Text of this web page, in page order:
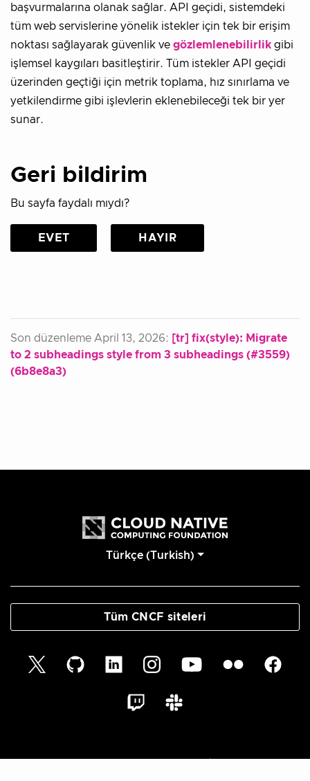
başvurmalarına olanak sağlar. API geçidi, sistemdeki
tüm web servislerine yönelik istekler için tek bir erişim
noktası sağlayarak güvenlik ve gözlemlenebilirlik gibi
işlemsel kaygıları basitleştirir. Tüm istekler API geçidi
üzerinden geçtiği için metrik toplama, hız sınırlama ve
yetkilendirme gibi işlevlerin eklenebileceği tek bir yer
sunar.
Geri bildirim
Bu sayfa faydalı mıydı?
EVET HAYIR
Son düzenleme April 13, 2026: [tr] fix(style): Migrate
to 2 subheadings style from 3 subheadings (#3559)
(6b8e8a3)
Türkçe (Turkish)
Tüm CNCF siteleri